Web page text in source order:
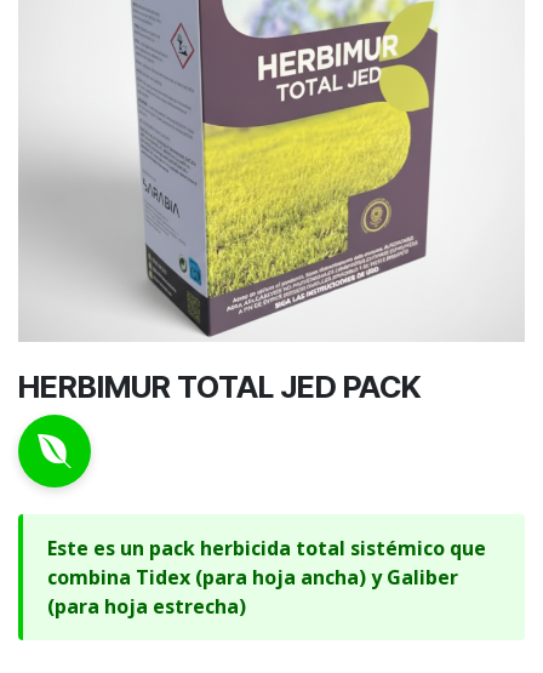
HERBIMUR TOTAL JED PACK
Este es un pack herbicida total sistémico que
combina Tidex (para hoja ancha) y Galiber
(para hoja estrecha)